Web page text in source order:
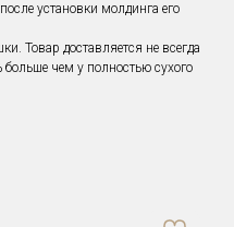
установки молдинга его
Товар доставляется не всегда
чем у полностью сухого